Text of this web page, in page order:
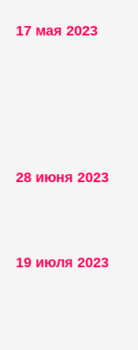
17 мая 2023
28 июня 2023
19 июля 2023